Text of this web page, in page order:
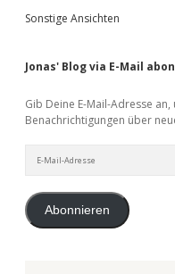
Sonstige Ansichten
Jonas' Blog via E-Mail
Gib Deine E-Mail-Adresse
Benachrichtigungen über
Mail-
Abonnieren